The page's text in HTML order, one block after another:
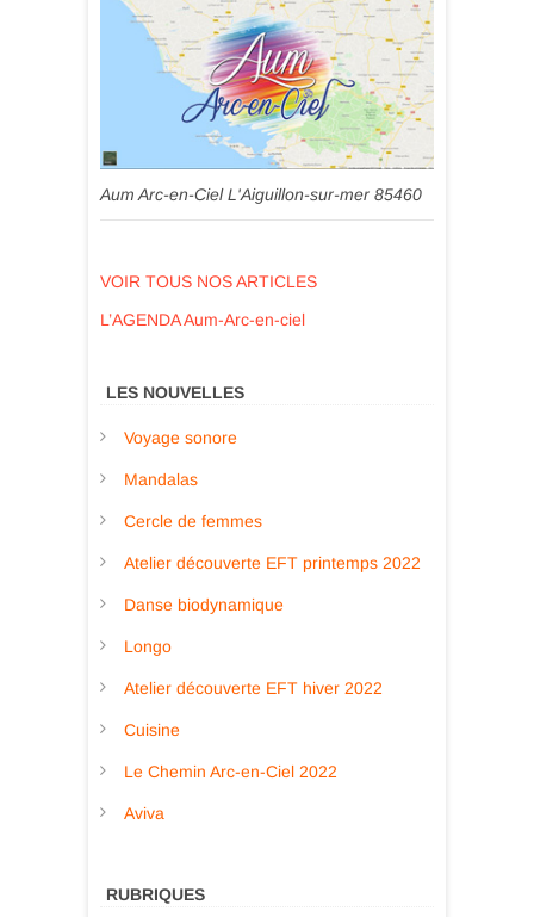
Aum Arc-en-Ciel L'Aiguillon-sur-mer 85460
VOIR TOUS NOS ARTICLES
L’AGENDA Aum-Arc-en-ciel
LES NOUVELLES
Voyage sonore
Mandalas
Cercle de femmes
Atelier découverte EFT printemps 2022
Danse biodynamique
Longo
Atelier découverte EFT hiver 2022
Cuisine
Le Chemin Arc-en-Ciel 2022
Aviva
RUBRIQUES